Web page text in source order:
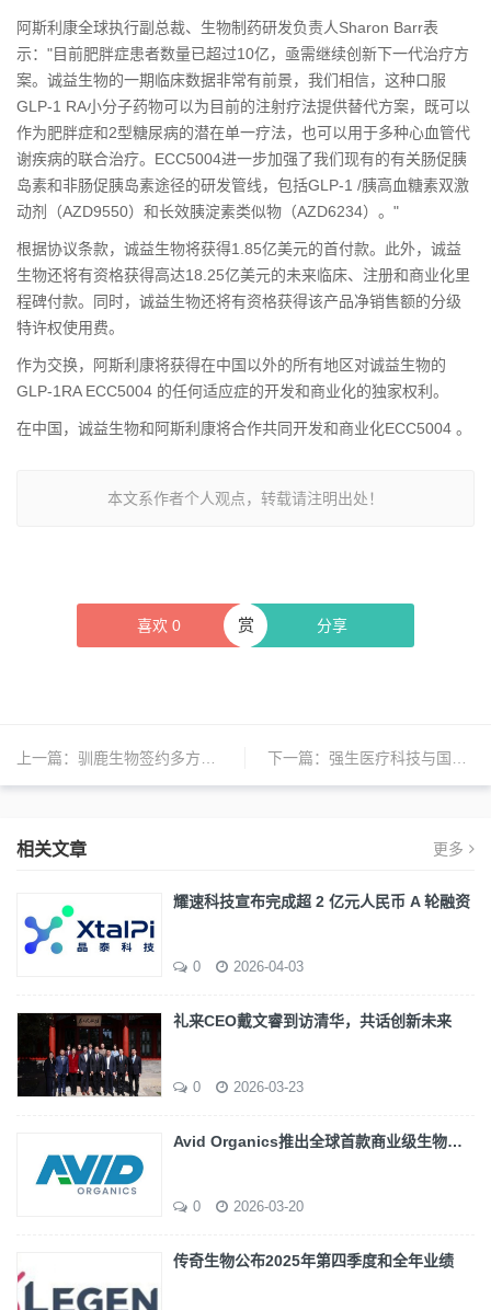
阿斯利康全球执行副总裁、生物制药研发负责人Sharon Barr表
示："目前肥胖症患者数量已超过10亿，亟需继续创新下一代治疗方
案。诚益生物的一期临床数据非常有前景，我们相信，这种口服
GLP-1 RA小分子药物可以为目前的注射疗法提供替代方案，既可以
作为肥胖症和2型糖尿病的潜在单一疗法，也可以用于多种心血管代
谢疾病的联合治疗。ECC5004进一步加强了我们现有的有关肠促胰
岛素和非肠促胰岛素途径的研发管线，包括GLP-1 /胰高血糖素双激
动剂（AZD9550）和长效胰淀素类似物（AZD6234）。"
根据协议条款，诚益生物将获得1.85亿美元的首付款。此外，诚益
生物还将有资格获得高达18.25亿美元的未来临床、注册和商业化里
程碑付款。同时，诚益生物还将有资格获得该产品净销售额的分级
特许权使用费。
作为交换，阿斯利康将获得在中国以外的所有地区对诚益生物的
GLP-1RA ECC5004 的任何适应症的开发和商业化的独家权利。
在中国，诚益生物和阿斯利康将合作共同开发和商业化ECC5004 。
本文系作者个人观点，转载请注明出处！
喜欢 0 分享
赏
上一篇： 驯鹿生物签约多方共同推进福可苏商业化进程，惠及全球患者 下一篇： 强生医疗科技与国药集团签署超4亿美元医疗器材采购合作协议
相关文章 更多
耀速科技宣布完成超 2 亿元人民币 A 轮融资
0 2026-04-03
礼来CEO戴文睿到访清华，共话创新未来
0 2026-03-23
Avid Organics推出全球首款商业级生物…
0 2026-03-20
传奇生物公布2025年第四季度和全年业绩